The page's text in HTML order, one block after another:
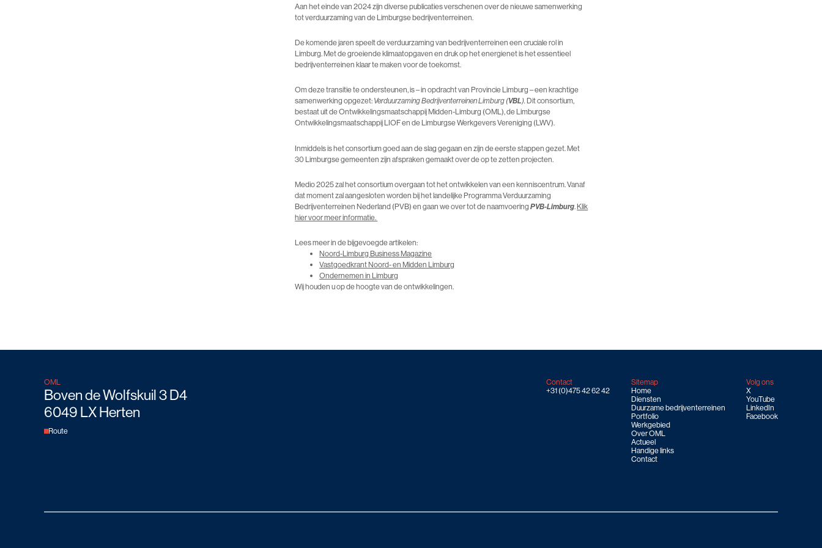
Aan het einde van 2024 zijn diverse publicaties verschenen over de nieuwe samenwerking
tot verduurzaming van de Limburgse bedrijventerreinen.
De komende jaren speelt de verduurzaming van bedrijventerreinen een cruciale rol in
Limburg. Met de groeiende klimaatopgaven en druk op het energienet is het essentieel
bedrijventerreinen klaar te maken voor de toekomst.
Om deze transitie te ondersteunen, is – in opdracht van Provincie Limburg – een krachtige
samenwerking opgezet: Verduurzaming Bedrijventerreinen Limburg (VBL).Dit consortium,
bestaat uit de Ontwikkelingsmaatschappij Midden-Limburg (OML), de Limburgse
Ontwikkelingsmaatschappij LIOF en de Limburgse Werkgevers Vereniging (LWV).
Inmiddels is het consortium goed aan de slag gegaan en zijn de eerste stappen gezet. Met
30 Limburgse gemeenten zijn afspraken gemaakt over de op te zetten projecten.
Medio 2025 zal het consortium overgaan tot het ontwikkelen van een kenniscentrum. Vanaf
dat moment zal aangesloten worden bij het landelijke Programma Verduurzaming
Bedrijventerreinen Nederland (PVB) en gaan we over tot de naamvoeringPVB-Limburg.Klik
hier voor meer informatie.
Lees meer in de bijgevoegde artikelen:
Noord-Limburg Business Magazine
Vastgoedkrant Noord- en Midden Limburg
Ondernemen in Limburg
Wij houden u op de hoogte van de ontwikkelingen.
OML
Boven de Wolfskuil 3 D4
6049 LX Herten
Route
Contact
+31 (0)475 42 62 42
Sitemap
Home
Diensten
Duurzame bedrijventerreinen
Portfolio
Werkgebied
Over OML
Actueel
Handige links
Contact
Volg ons
X
YouTube
LinkedIn
Facebook